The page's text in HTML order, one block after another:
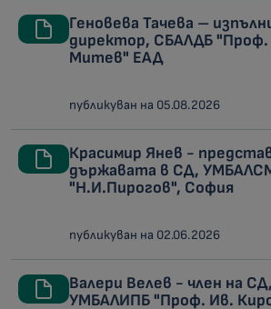
Геновева Тачева –
директор, СБАЛДБ "Проф.
Митев" ЕАД
публикуван на 05.08.2026
Красимир Янев -
държавата в СД,
"Н.И.Пирогов", София
публикуван на 02.06.2026
Валери Велев - член на СД,
УМБАЛИПБ "Проф. Ив.